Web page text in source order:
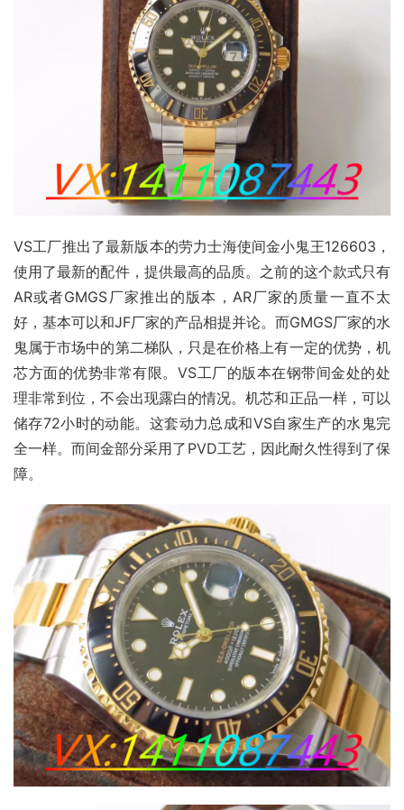
VS工厂推出了最新版本的劳力士海使间金小鬼王126603，
使用了最新的配件，提供最高的品质。之前的这个款式只有
AR或者GMGS厂家推出的版本，AR厂家的质量一直不太
好，基本可以和JF厂家的产品相提并论。而GMGS厂家的水
鬼属于市场中的第二梯队，只是在价格上有一定的优势，机
芯方面的优势非常有限。VS工厂的版本在钢带间金处的处
理非常到位，不会出现露白的情况。机芯和正品一样，可以
储存72小时的动能。这套动力总成和VS自家生产的水鬼完
全一样。而间金部分采用了PVD工艺，因此耐久性得到了保
障。